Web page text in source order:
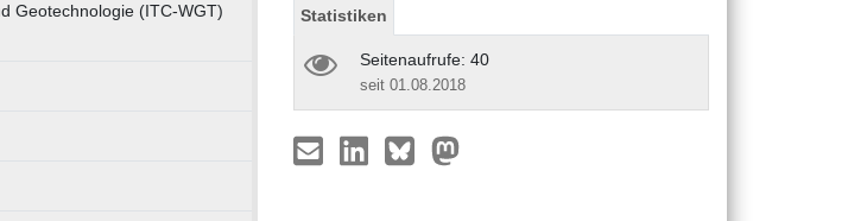
Geotechnologie (ITC-WGT)
Statistiken
Seitenaufrufe: 40
seit 01.08.2018